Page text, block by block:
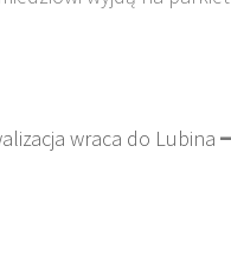
wraca do Lubina